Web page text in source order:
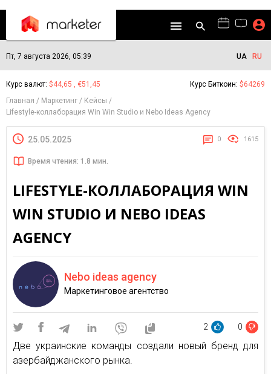
Пт, 7 августа 2026, 05:39 UA RU
Курс валют: $44,65 , €51,45 Курс Биткоин: $64269
Главная
Маркетинг
Кейсы
Lifestyle-коллаборация Win Win Studio и Nebo Ideas Agency
25.05.2025 0 1615
Время чтения: 1.8 мин.
LIFESTYLE-КОЛЛАБОРАЦИЯ WIN
WIN STUDIO И NEBO IDEAS
AGENCY
Nebo ideas agency
Маркетинговое агентство
2 0
Две украинские команды создали новый бренд для
азербайджанского рынка.